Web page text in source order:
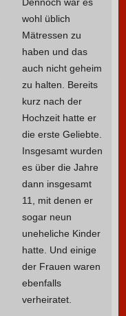
wohl üblich
Mätressen zu
haben und das
auch nicht geheim
zu halten. Bereits
kurz nach der
Hochzeit hatte er
die erste Geliebte.
Insgesamt wurden
es über die Jahre
dann insgesamt
11, mit denen er
sogar neun
uneheliche Kinder
hatte. Und einige
der Frauen waren
ebenfalls
verheiratet.